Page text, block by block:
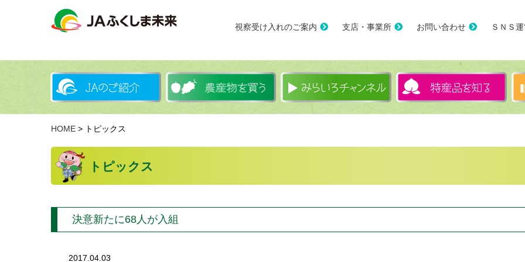
視察受け入れのご案内 支店・事業所 お問い合わせ ＳＮＳ
HOME > トピックス
トピックス
決意新たに68人が入組
2017.04.03